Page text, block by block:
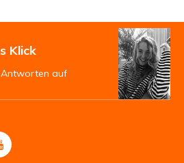
Klick
Antworten auf